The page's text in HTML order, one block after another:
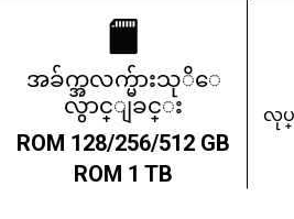
အခ်က္အလက္မ်ားသုိေ
လွာင္ျခင္း
ROM 128/256/512 GB
ROM 1 TB
လုပ္